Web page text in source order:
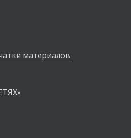
материалов